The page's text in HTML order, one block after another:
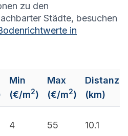
zu den
Städte, besuchen
in
Min
(€/m2)
Max
(€/m2)
Distanz
(km)
4 55 10.1